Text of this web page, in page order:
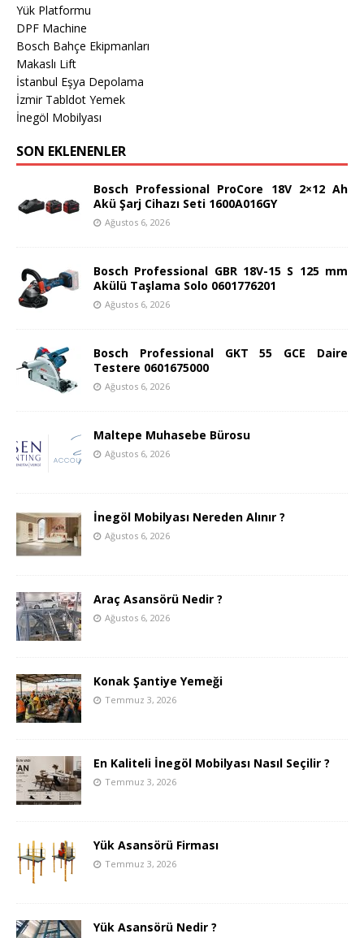
Yük Platformu
DPF Machine
Bosch Bahçe Ekipmanları
Makaslı Lift
İstanbul Eşya Depolama
İzmir Tabldot Yemek
İnegöl Mobilyası
SON EKLENENLER
Bosch Professional ProCore 18V 2×12 Ah
Akü Şarj Cihazı Seti 1600A016GY
Ağustos 6, 2026
Bosch Professional GBR 18V-15 S 125 mm
Akülü Taşlama Solo 0601776201
Ağustos 6, 2026
Bosch Professional GKT 55 GCE Daire
Testere 0601675000
Ağustos 6, 2026
Maltepe Muhasebe Bürosu
Ağustos 6, 2026
İnegöl Mobilyası Nereden Alınır ?
Ağustos 6, 2026
Araç Asansörü Nedir ?
Ağustos 6, 2026
Konak Şantiye Yemeği
Temmuz 3, 2026
En Kaliteli İnegöl Mobilyası Nasıl Seçilir ?
Temmuz 3, 2026
Yük Asansörü Firması
Temmuz 3, 2026
Yük Asansörü Nedir ?